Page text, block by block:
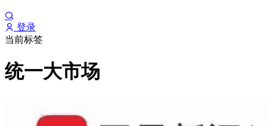
登录
当前标签
统一大市场